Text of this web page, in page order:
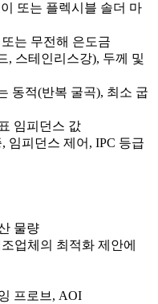
또는 플렉시블 솔더 마
또는 무전해 은도금
, 스테인리스강), 두께 및
동적(반복 굴곡), 최소 굽
임피던스 값
임피던스 제어, IPC 등급
물량
업체의 최적화 제안에
프로브, AOI